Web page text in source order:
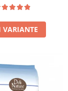
VARIANTE